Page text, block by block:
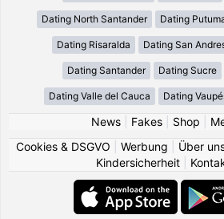
Dating North Santander Dating
Dating Risaralda Dating San
Dating Santander Dating Sucre
Dating Valle del Cauca Dating
News| Fakes| Shop
Cookies & DSGVO
Werbung Über
Kindersicherheit